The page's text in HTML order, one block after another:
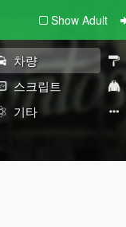
Show Adult
차량
스크립트
기타